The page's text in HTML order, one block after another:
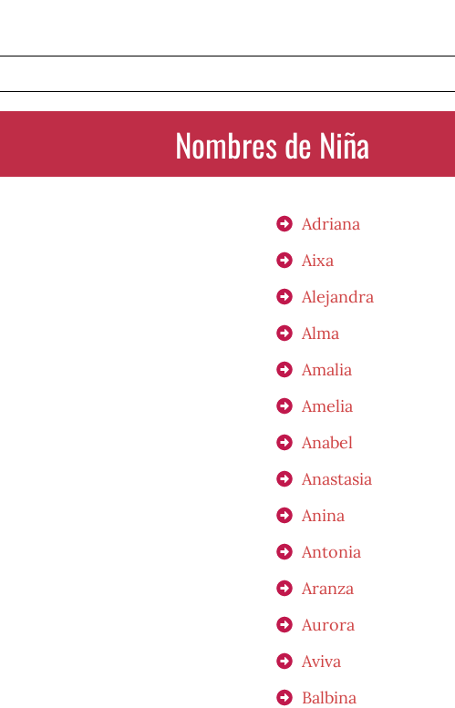
Nombres de Niña
Adriana
Aixa
Alejandra
Alma
Amalia
Amelia
Anabel
Anastasia
Anina
Antonia
Aranza
Aurora
Aviva
Balbina